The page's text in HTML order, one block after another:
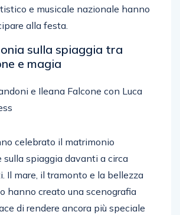
e musicale nazionale hanno
alla festa.
sulla spiaggia tra
e magia
celebrato il matrimonio
spiaggia davanti a circa
Il mare, il tramonto e la bellezza
hanno creato una scenografia
di rendere ancora più speciale